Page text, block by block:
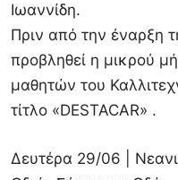
Ιωαννίδη.
Πριν από την έναρξη
προβληθεί η μικρού
μαθητών του
τίτλο «DESTACAR» .
Δευτέρα 29/06 |